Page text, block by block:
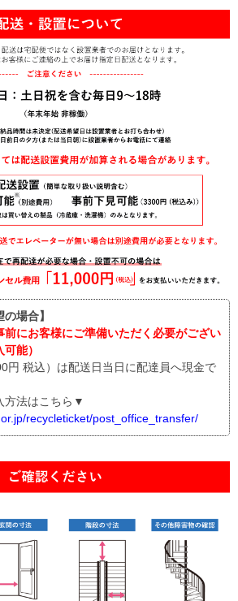
場合】
前にお客様にご準備いただく必要がござい
能）
税込）は配送日当日に配達員へ現金で
方法はこちら▼
recycleticket/post_office_transfer/